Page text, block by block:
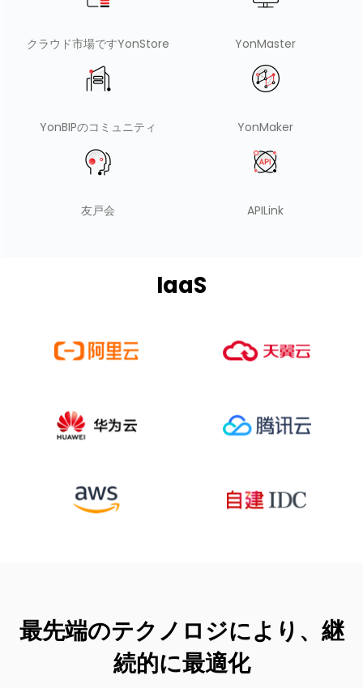
クラウド市場ですYonStore YonMaster
YonBIPのコミュニティ YonMaker
友戸会 APILink
IaaS
最先端のテクノロジにより、継
続的に最適化